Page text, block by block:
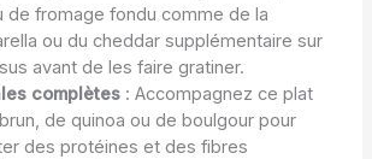
de fromage fondu comme de la
ou du cheddar supplémentaire sur
avant de les faire gratiner.
complètes: Accompagnez ce plat
de quinoa ou de boulgour pour
des protéines et des fibres